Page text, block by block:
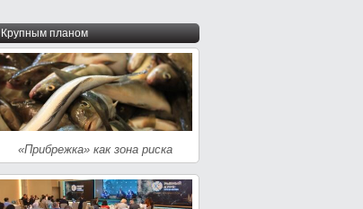
Крупным планом
«Прибрежка» как зона риска